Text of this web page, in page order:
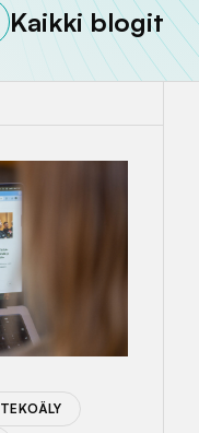
Kaikki blogit
TEKOÄLY